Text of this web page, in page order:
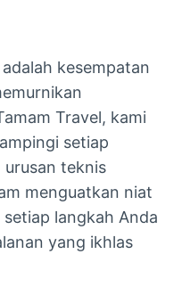
kesempatan
Travel, kami
setiap
urusan teknis
menguatkan niat
langkah Anda
yang ikhlas